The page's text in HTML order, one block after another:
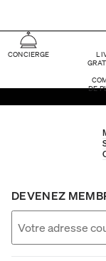
CONCIERGE
DE
DEVENEZ